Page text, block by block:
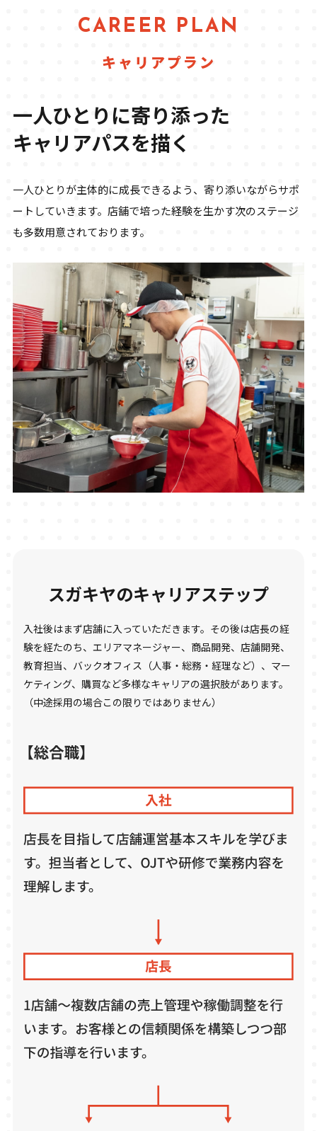
CAREER PLAN
キャリアプラン
一人ひとりに寄り添った
キャリアパスを描く
一人ひとりが主体的に成長できるよう、寄り添いながらサポ
ートしていきます。店舗で培った経験を生かす次のステージ
も多数用意されております。
スガキヤのキャリアステップ
入社後はまず店舗に入っていただきます。その後は店長の経
験を経たのち、エリアマネージャー、商品開発、店舗開発、
教育担当、バックオフィス（人事・総務・経理など）、マー
ケティング、購買など多様なキャリアの選択肢があります。
（中途採用の場合この限りではありません）